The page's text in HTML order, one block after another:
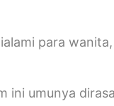
para
ini umunya